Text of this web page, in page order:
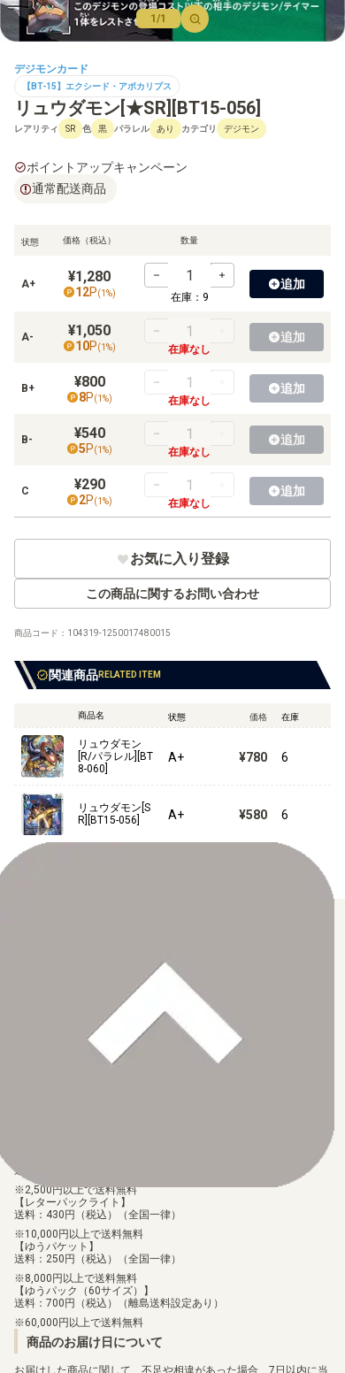
【BT-16】BEGINNING OBSERVER
【BT-14】BLAST ACE
【BT-13】VSロイヤルナイツ
【BT-11】ディメンショナルフェイズ
【BT-08】ニューヒーロー
【BT-07】ネクストアドベンチャー
【BT-05】バトルオブオメガ
【BT-04】グレイトレジェンド
【BT-02】ULTIMATE POWER
【RB-01】ライジングウインド
【EX-12】DIGITAL WORLD SHAMBALA
【EX-10】SINISTER ORDER
【EX-09】VERSUS MONSTERS
【EX-08】CHAIN OF LIBERATION
【EX-07】デジモンリベレイター
【EX-03】ドラゴンズロア
【EX-02】デジタルハザード
【EX-01】クラシックコレクション
【LM-05】ファイナル・エリシオン
【LM-04】トリッドヴァイス
【LM-03】リミテッドカードセット2024
【LM-02】デクスモン
【LM-01】デジモンゴーストゲーム
1/1
デジモンカード
【BT-15】エクシード・アポカリプス
リュウダモン[★SR][BT15-056]
レアリティ SR 色 黒 パラレル あり カテゴリ デジモン
ポイントアップキャンペーン
通常配送商品
状態 価格（税込） 数量
A+ ¥1,280
12P(1%) 在庫： 9
追加
A- ¥1,050
10P(1 %) 在庫なし
追加
B+ ¥800
8P(1%) 在庫なし
追加
B- ¥540
5P(1 %) 在庫なし
追加
C ¥290
2P(1%) 在庫なし
追加
お気に入り登録
この商品に関するお問い合わせ
商品コード： 104319-1250017480015
関連商品RELATED ITEM
商品名 状態 価格 在庫
リュウダモン
[R/パラレル][BT
8-060]
A+ ¥780 6
リュウダモン[S
R][BT15-056]
A+ ¥580 6
各種ブランドのカードをご利用いただけます。
【Paidy（後払い/コンビニ払い）】
お支払後の在庫確保となりますため、お早めにお支払をお願いし
なお、お支払口座は、注文確認メールに記載しております。
振込手数料はお客様負担となります。
送料：100円（税込）（全国一律）
2,500円以上で送料無料
【レターパックライト】
送料：430円（税込）（全国一律）
10,000円以上で送料無料
【ゆうパケット】
送料：250円（税込）（全国一律）
8,000円以上で送料無料
【ゆうパック（60サイズ）】
送料：700円（税込）（離島送料設定あり）
60,000円以上で送料無料
商品のお届け日について
お届けした商品に関して、不足や相違があった場合、7日以内に当